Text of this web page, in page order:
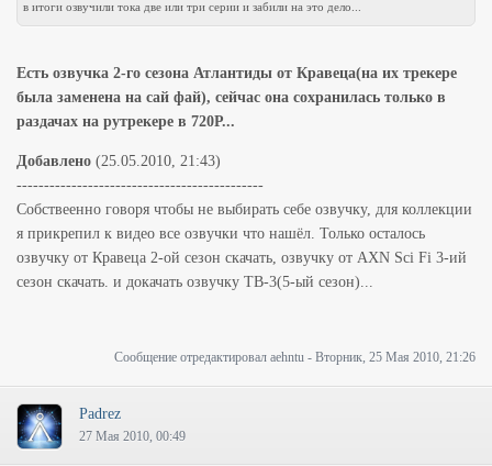
в итоги озвучили тока две или три серии и забили на это дело...
Есть озвучка 2-го сезона Атлантиды от Кравеца(на их трекере
была заменена на сай фай), сейчас она сохранилась только в
раздачах на рутрекере в 720Р...
Добавлено (25.05.2010, 21:43)
---------------------------------------------
Собствеенно говоря чтобы не выбирать себе озвучку, для коллекции
я прикрепил к видео все озвучки что нашёл. Только осталось
озвучку от Кравеца 2-ой сезон скачать, озвучку от AXN Sci Fi 3-ий
сезон скачать. и докачать озвучку ТВ-3(5-ый сезон)...
Сообщение отредактировал aehntu - Вторник, 25 Мая 2010, 21:26
Padrez
27 Мая 2010, 00:49